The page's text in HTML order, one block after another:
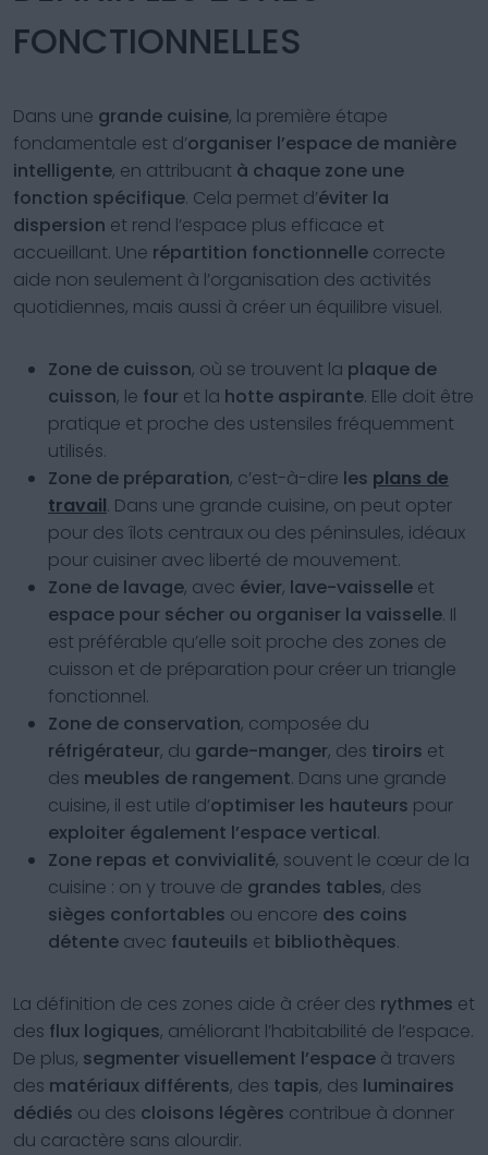
FONCTIONNELLES
Dans une grande cuisine, la première étape
fondamentale est d’organiser l’espace de manière
intelligente, en attribuant à chaque zone une
fonction spécifique. Cela permet d’éviter la
dispersion et rend l’espace plus efficace et
accueillant. Une répartition fonctionnelle correcte
aide non seulement à l’organisation des activités
quotidiennes, mais aussi à créer un équilibre visuel.
Zone de cuisson, où se trouvent la plaque de
cuisson, le four et la hotte aspirante. Elle doit être
pratique et proche des ustensiles fréquemment
utilisés.
Zone de préparation, c’est-à-dire les plans de
travail. Dans une grande cuisine, on peut opter
pour des îlots centraux ou des péninsules, idéaux
pour cuisiner avec liberté de mouvement.
Zone de lavage, avec évier, lave-vaisselle et
espace pour sécher ou organiser la vaisselle. Il
est préférable qu’elle soit proche des zones de
cuisson et de préparation pour créer un triangle
fonctionnel.
Zone de conservation, composée du
réfrigérateur, du garde-manger, des tiroirs et
des meubles de rangement. Dans une grande
cuisine, il est utile d’optimiser les hauteurs pour
exploiter également l’espace vertical.
Zone repas et convivialité, souvent le cœur de la
cuisine : on y trouve de grandes tables, des
sièges confortables ou encore des coins
détente avec fauteuils et bibliothèques.
La définition de ces zones aide à créer des rythmes et
des flux logiques, améliorant l’habitabilité de l’espace.
De plus, segmenter visuellement l’espace à travers
des matériaux différents, des tapis, des luminaires
dédiés ou des cloisons légères contribue à donner
du caractère sans alourdir.